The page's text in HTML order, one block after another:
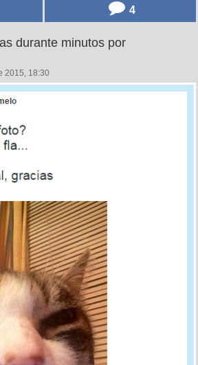
4
durante minutos por
2015, 18:30